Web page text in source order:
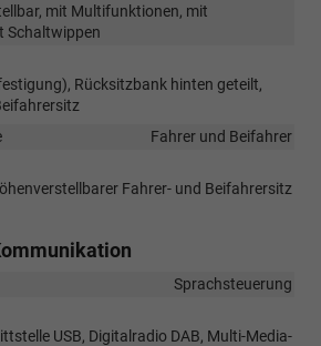
mit Multifunktionen, mit
Schaltwippen
Rücksitzbank hinten geteilt,
Fahrer und Beifahrer
Fahrer- und Beifahrersitz
Sprachsteuerung
USB, Digitalradio DAB, Multi-Media-